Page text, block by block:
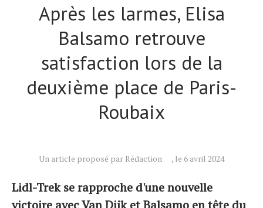
Après les larmes, Elisa
Balsamo retrouve
satisfaction lors de la
deuxième place de Paris-
Roubaix
Un article proposé par Rédaction , le 6 avril 2024
Lidl-Trek se rapproche d'une nouvelle
victoire avec Van Dijk et Balsamo en tête du